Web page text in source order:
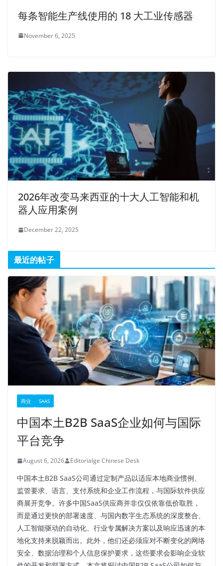
每条智能生产线使用的 18 大工业传感器
November 6, 2025
2026年改变马来西亚的十大人工智能和机
器人应用案例
December 22, 2025
最近的帖子
商业 SAAS
中国本土B2B SaaS企业如何与国际
平台竞争
August 6, 2026 Editorialge Chinese Desk
中国本土B2B SaaS公司通过定制产品以适应本地商业惯例、
监管要求、语言、支付系统和企业工作流程，与国际软件供应
商展开竞争。许多中国SaaS供应商并非仅仅依靠低价取胜，
而是通过更快的部署速度、与国内数字生态系统的深度整合、
人工智能驱动的自动化、行业专属解决方案以及响应迅速的本
地化支持来脱颖而出。此外，他们还必须应对不断变化的网络
安全、数据治理和个人信息保护要求，这些要求会影响企业软